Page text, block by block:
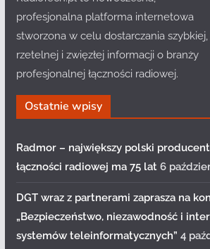
profesjonalna platforma internetowa
stworzona w celu dostarczania szybkiej,
rzetelnej i zwięzłej informacji o branży
profesjonalnej łączności radiowej.
Ostatnie wpisy
Radmor – największy polski
łączności radiowej ma 75 lat 6
DGT wraz z partnerami zaprasza na
„Bezpieczeństwo, niezawodność i
systemów teleinformatycznych” 4